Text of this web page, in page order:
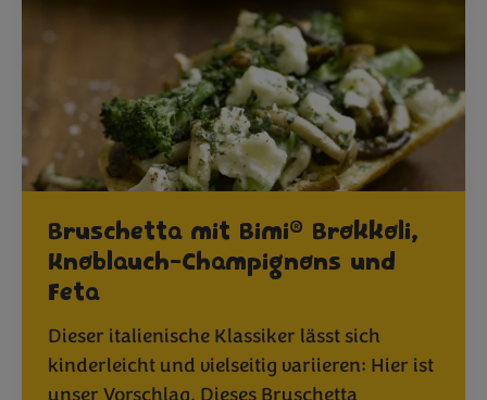
Bruschetta mit Bimi® Brokkoli,
Knoblauch-Champignons und
Feta
Dieser italienische Klassiker lässt sich
kinderleicht und vielseitig variieren: Hier ist